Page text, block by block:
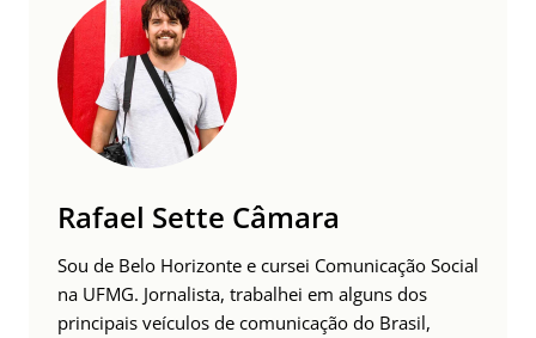
Rafael Sette Câmara
Sou de Belo Horizonte e cursei Comunicação Social
na UFMG. Jornalista, trabalhei em alguns dos
principais veículos de comunicação do Brasil,